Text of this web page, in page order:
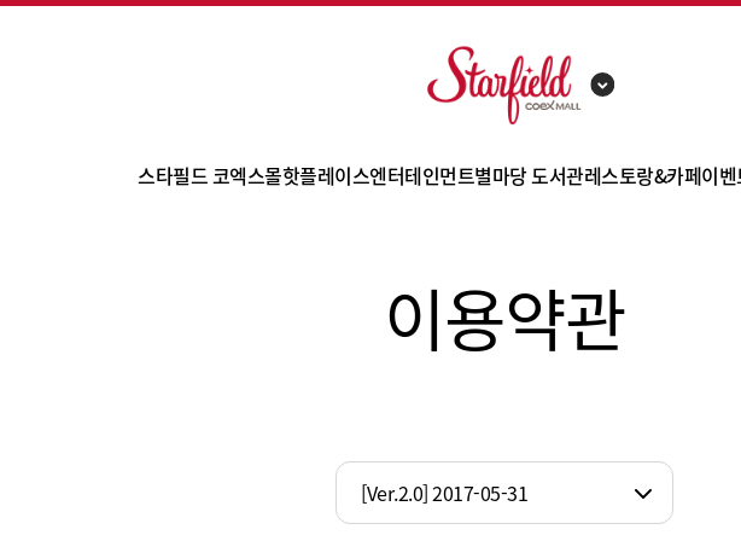
스타필드 코엑스몰핫플레이스엔터테인먼트
메가박스
영풍문고
별마당 도서관
이달의 강연&공연
아트 프로젝트
레스토랑&카페
푸드스트리트
이
이용약관
[Ver.2.0] 2017-05-31